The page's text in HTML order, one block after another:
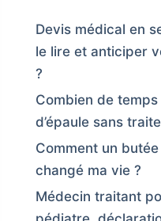
Devis médical en
le lire et anticiper
?
Combien de
d’épaule sans
Comment un
changé ma vie ?
Médecin traitant